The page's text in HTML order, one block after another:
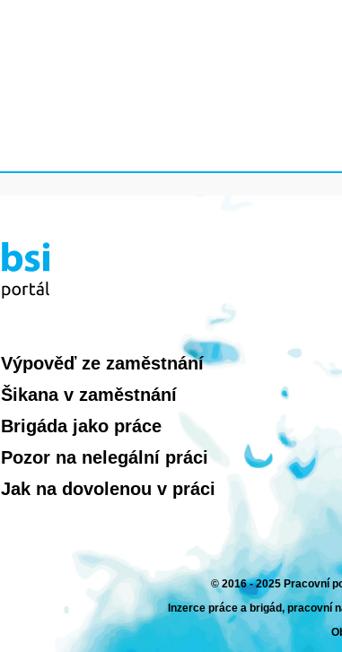
Výpověď ze zaměstnání
Šikana v zaměstnání
Brigáda jako práce
Pozor na nelegální práci
Jak na dovolenou v práci
© 2016 - 2025 Pracovní
Inzerce práce a brigád, pracovní